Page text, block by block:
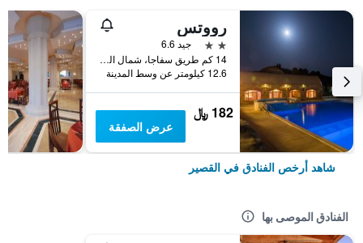
رووتس
2 نجمتين
جيد 6.6
14 كم طريق سفاجا، شمال القصير، البحر الأحمر، مصر, القصير, مصر
12.6 كيلومتر عن وسط المدينة
182 ﷼
عرض الصفقة
شاهد أرخص الفنادق في القصير
الفنادق الموصى بها